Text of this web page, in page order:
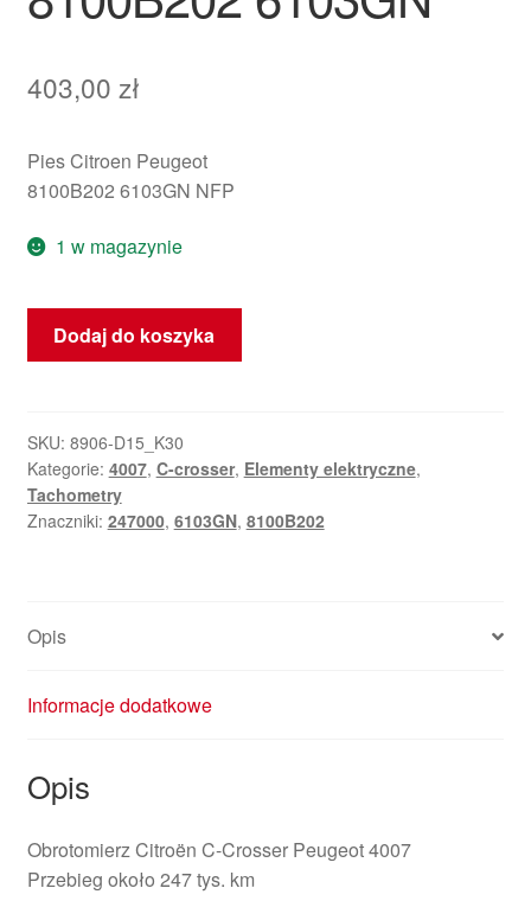
403,00 zł
Pies Citroen Peugeot
8100B202 6103GN NFP
1 w magazynie
ilość
Obrotomierz
Citroën
C-
Crosser
Peugeot
Dodaj do koszyka
SKU: 8906-D15_K30
Kategorie: 4007, C-crosser, Elementy elektryczne,
Tachometry
Znaczniki: 247000, 6103GN, 8100B202
Opis
Informacje dodatkowe
Opis
Obrotomierz Citroën C-Crosser Peugeot 4007
Przebieg około 247 tys. km